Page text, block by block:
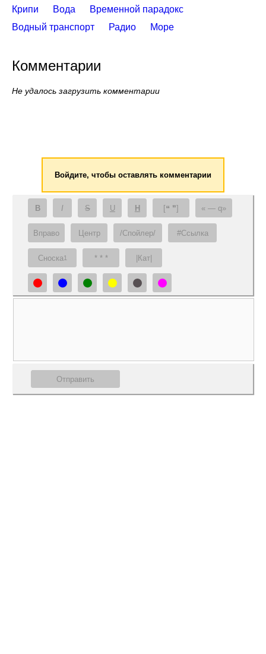
Крипи Вода
Временной парадокс
Водный транспорт
Радио Море
Комментарии
Не удалось загрузить комментарии
Войдите, чтобы оставлять комментарии
B I S U H [❝ ❞] — q
Вправо Центр /Спойлер/ #Ссылка
Сноска1 * * * |Кат|